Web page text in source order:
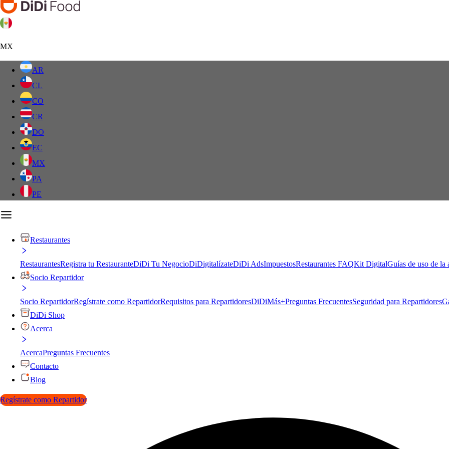
MX
AR
CL
CO
CR
DO
EC
MX
PA
PE
Restaurantes
RestaurantesRegistra tu RestauranteDiDi Tu NegocioDiDigitalízateDiDi AdsImpuestosRestaurantes FAQKit DigitalGuías de uso de la
Socio Repartidor
Socio RepartidorRegístrate como RepartidorRequisitos para RepartidoresDiDiMás+Preguntas FrecuentesSeguridad para Repartidores
DiDi Shop
Acerca
AcercaPreguntas Frecuentes
Contacto
Blog
Regístrate como Repartidor